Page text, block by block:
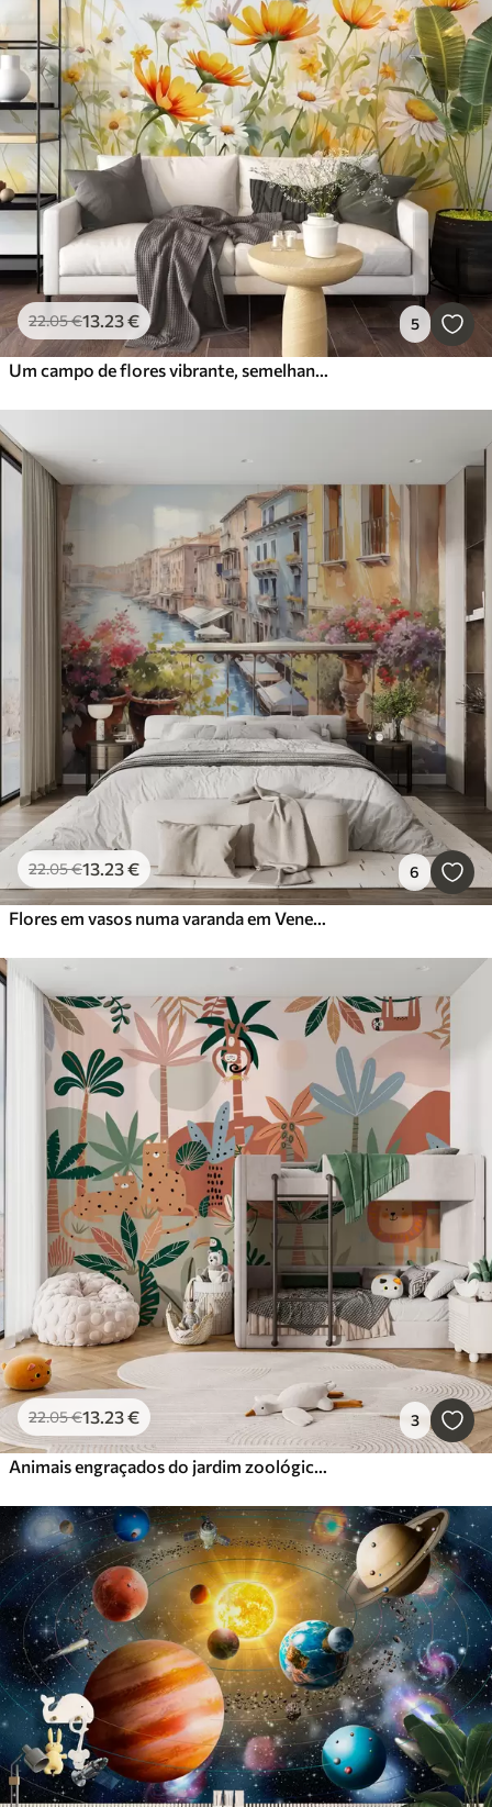
22.05€13.23€ 5
Um campo de flores vibrante, semelhante a uma aguarela, com flores cor de laranja e amarelas e uma borboleta por cima das flores
22.05€13.23€ 6
Flores em vasos numa varanda em Veneza aguarela
22.05€13.23€ 3
Animais engraçados do jardim zoológico da selva tropical